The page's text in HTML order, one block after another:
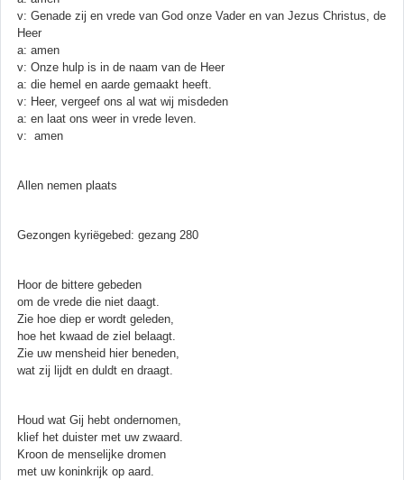
v: Genade zij en vrede van God onze Vader en van Jezus Christus, de
Heer
a: amen
v: Onze hulp is in de naam van de Heer
a: die hemel en aarde gemaakt heeft.
v: Heer, vergeef ons al wat wij misdeden
a: en laat ons weer in vrede leven.
v: amen
Allen nemen plaats
Gezongen kyriëgebed: gezang 280
Hoor de bittere gebeden
om de vrede die niet daagt.
Zie hoe diep er wordt geleden,
hoe het kwaad de ziel belaagt.
Zie uw mensheid hier beneden,
wat zij lijdt en duldt en draagt.
Houd wat Gij hebt ondernomen,
klief het duister met uw zwaard.
Kroon de menselijke dromen
met uw koninkrijk op aard.